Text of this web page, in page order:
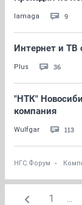
lamaga 9
Интернет и ТВ
Plus 36
"НТК"
компания
Wulfgar 113
НГС.Форум
1 ...